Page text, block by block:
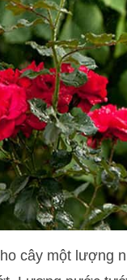
cây một lượng